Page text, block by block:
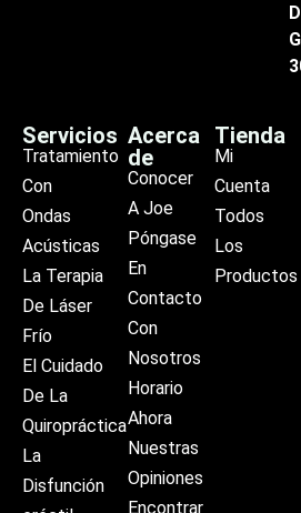
Servicios
Tratamiento
Con
Ondas
Acústicas
La Terapia
De Láser
Frío
El Cuidado
De La
Quiropráctica
La
Disfunción
Acerca
de
Conocer
A Joe
Póngase
En
Contacto
Con
Nosotros
Horario
Ahora
Nuestras
Opiniones
Encontrar
Tienda
Mi
Cuenta
Todos
Los
Productos